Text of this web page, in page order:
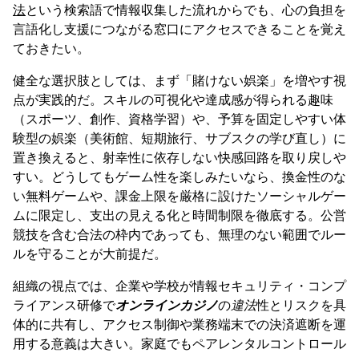
法という検索語で情報収集した流れからでも、心の負担を
言語化し支援につながる窓口にアクセスできることを覚え
ておきたい。
健全な選択肢としては、まず「賭けない娯楽」を増やす視
点が実践的だ。スキルの可視化や達成感が得られる趣味
（スポーツ、創作、資格学習）や、予算を固定しやすい体
験型の娯楽（美術館、短期旅行、サブスクの学び直し）に
置き換えると、射幸性に依存しない快感回路を取り戻しや
すい。どうしてもゲーム性を楽しみたいなら、換金性のな
い無料ゲームや、課金上限を厳格に設けたソーシャルゲー
ムに限定し、支出の見える化と時間制限を徹底する。公営
競技を含む合法の枠内であっても、無理のない範囲でルー
ルを守ることが大前提だ。
組織の視点では、企業や学校が情報セキュリティ・コンプ
ライアンス研修でオンラインカジノの違法性とリスクを具
体的に共有し、アクセス制御や業務端末での決済遮断を運
用する意義は大きい。家庭でもペアレンタルコントロール